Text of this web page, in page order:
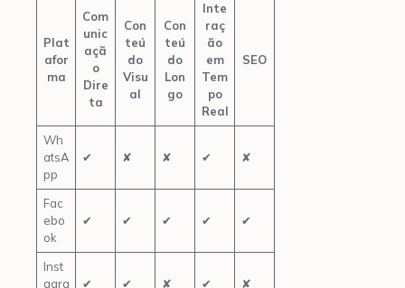
Plat
afor
ma
Com
unic
açã
o
Dire
ta
Con
teú
do
Visu
al
Con
teú
do
Lon
go
Inte
raç
ão
em
Tem
po
Real
SEO
Wh
atsA
pp
✔ ✘ ✘ ✔ ✘
Fac
ebo
ok
✔ ✔ ✔ ✔ ✔
Inst
agra
✔ ✔ ✘ ✔ ✘